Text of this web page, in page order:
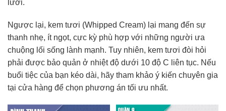
lưỡi.
Ngược lại, kem tươi (Whipped Cream) lại mang đến sự
thanh nhẹ, ít ngọt, cực kỳ phù hợp với những người ưa
chuộng lối sống lành mạnh. Tuy nhiên, kem tươi đòi hỏi
phải được bảo quản ở nhiệt độ dưới 10 độ C liên tục. Nếu
buổi tiệc của bạn kéo dài, hãy tham khảo ý kiến chuyên gia
tại cửa hàng để chọn phương án tối ưu nhất.